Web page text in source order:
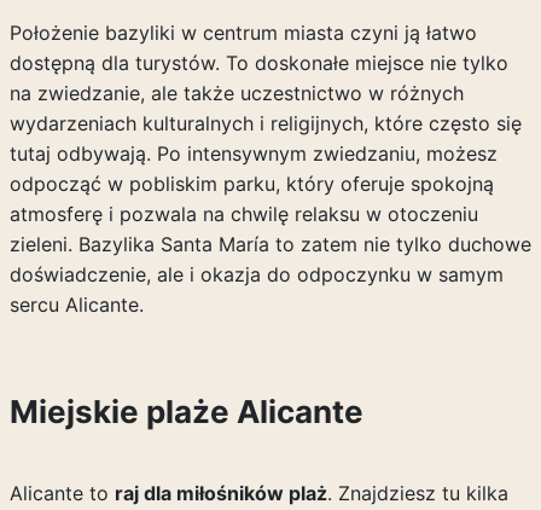
Położenie bazyliki w centrum miasta czyni ją łatwo
dostępną dla turystów. To doskonałe miejsce nie tylko
na zwiedzanie, ale także uczestnictwo w różnych
wydarzeniach kulturalnych i religijnych, które często się
tutaj odbywają. Po intensywnym zwiedzaniu, możesz
odpocząć w pobliskim parku, który oferuje spokojną
atmosferę i pozwala na chwilę relaksu w otoczeniu
zieleni. Bazylika Santa María to zatem nie tylko duchowe
doświadczenie, ale i okazja do odpoczynku w samym
sercu Alicante.
Miejskie plaże Alicante
Alicante to raj dla miłośników plaż. Znajdziesz tu kilka